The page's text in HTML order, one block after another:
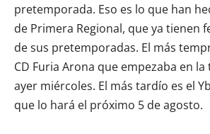
pretemporada. Eso es lo que han
de Primera Regional, que ya tienen
de sus pretemporadas. El más
CD Furia Arona que empezaba en
ayer miércoles. El más tardío es el
que lo hará el próximo 5 de agosto.